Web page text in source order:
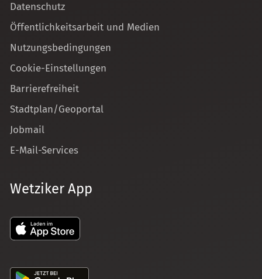
Datenschutz
Öffentlichkeitsarbeit und Medien
Nutzungsbedingungen
Cookie-Einstellungen
Barrierefreiheit
Stadtplan/Geoportal
Jobmail
E-Mail-Services
Wetziker App